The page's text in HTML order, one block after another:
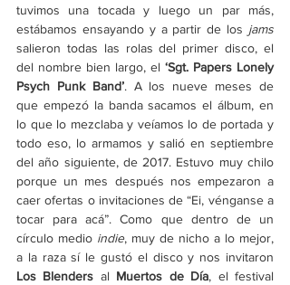
tuvimos una tocada y luego un par más,
estábamos ensayando y a partir de los
salieron todas las rolas del primer disco, el
del nombre bien largo, el ‘Sgt. Papers Lonely
Psych Punk Band’. A los nueve meses de
que empezó la banda sacamos el álbum, en
lo que lo mezclaba y veíamos lo de portada y
todo eso, lo armamos y salió en septiembre
del año siguiente, de 2017. Estuvo muy chilo
porque un mes después nos empezaron a
caer ofertas o invitaciones de “Ei, vénganse a
tocar para acá”. Como que dentro de un
círculo medio indie, muy de nicho a lo mejor,
Los Blenders al Muertos de Día, el festival